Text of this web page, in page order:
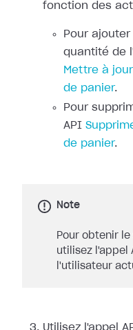
fonction des
Pour
quantité de
Mettre à
de panier.
Pour
API
de panier.
Note
Pour obtenir
utilisez l'appel
l'utilisateur
Utilisez l'appel